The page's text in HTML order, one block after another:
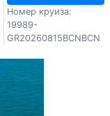
Номер круиза:
19989-
GR20260815BCNBCN